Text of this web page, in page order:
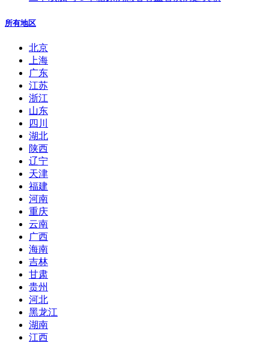
所有地区
北京
上海
广东
江苏
浙江
山东
四川
湖北
陕西
辽宁
天津
福建
河南
重庆
云南
广西
海南
吉林
甘肃
贵州
河北
黑龙江
湖南
江西